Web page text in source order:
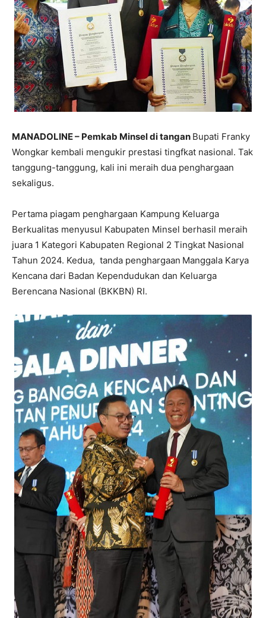
MANADOLINE – Pemkab Minsel di tangan Bupati Franky
Wongkar kembali mengukir prestasi tingfkat nasional. Tak
tanggung-tanggung, kali ini meraih dua penghargaan
sekaligus.
Pertama piagam penghargaan Kampung Keluarga
Berkualitas menyusul Kabupaten Minsel berhasil meraih
juara 1 Kategori Kabupaten Regional 2 Tingkat Nasional
Tahun 2024. Kedua, tanda penghargaan Manggala Karya
Kencana dari Badan Kependudukan dan Keluarga
Berencana Nasional (BKKBN) RI.